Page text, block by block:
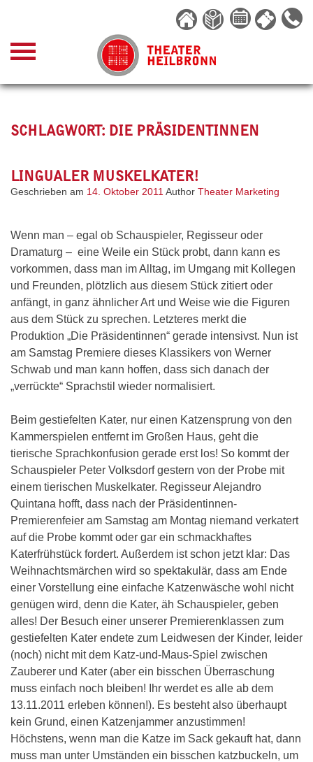
content
SCHLAGWORT: DIE PRÄSIDENTINNEN
LINGUALER MUSKELKATER!
Geschrieben am 14. Oktober 2011 Author Theater Marketing
Wenn man – egal ob Schauspieler, Regisseur oder
Dramaturg – eine Weile ein Stück probt, dann kann es
vorkommen, dass man im Alltag, im Umgang mit Kollegen
und Freunden, plötzlich aus diesem Stück zitiert oder
anfängt, in ganz ähnlicher Art und Weise wie die Figuren
aus dem Stück zu sprechen. Letzteres merkt die
Produktion „Die Präsidentinnen“ gerade intensivst. Nun ist
am Samstag Premiere dieses Klassikers von Werner
Schwab und man kann hoffen, dass sich danach der
„verrückte“ Sprachstil wieder normalisiert.
Beim gestiefelten Kater, nur einen Katzensprung von den
Kammerspielen entfernt im Großen Haus, geht die
tierische Sprachkonfusion gerade erst los! So kommt der
Schauspieler Peter Volksdorf gestern von der Probe mit
einem tierischen Muskelkater. Regisseur Alejandro
Quintana hofft, dass nach der Präsidentinnen-
Premierenfeier am Samstag am Montag niemand verkatert
auf die Probe kommt oder gar ein schmackhaftes
Katerfrühstück fordert. Außerdem ist schon jetzt klar: Das
Weihnachtsmärchen wird so spektakulär, dass am Ende
einer Vorstellung eine einfache Katzenwäsche wohl nicht
genügen wird, denn die Kater, äh Schauspieler, geben
alles! Der Besuch einer unserer Premierenklassen zum
gestiefelten Kater endete zum Leidwesen der Kinder, leider
(noch) nicht mit dem Katz-und-Maus-Spiel zwischen
Zauberer und Kater (aber ein bisschen Überraschung
muss einfach noch bleiben! Ihr werdet es alle ab dem
13.11.2011 erleben können!). Es besteht also überhaupt
kein Grund, einen Katzenjammer anzustimmen!
Höchstens, wenn man die Katze im Sack gekauft hat, dann
muss man unter Umständen ein bisschen katzbuckeln, um